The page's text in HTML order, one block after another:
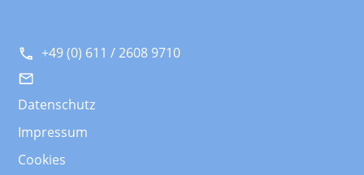
+49 (0) 611 / 2608 9710
Datenschutz
Impressum
Cookies